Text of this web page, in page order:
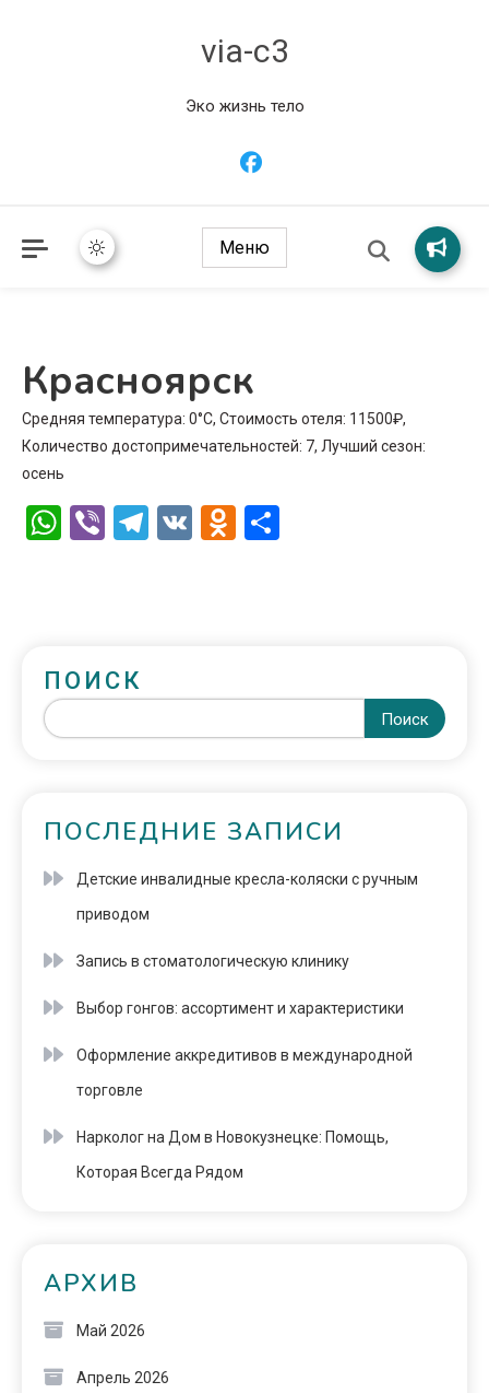
via-c3
Эко жизнь тело
Меню
Красноярск
Средняя температура: 0°C, Стоимость отеля: 11500₽,
Количество достопримечательностей: 7, Лучший сезон:
осень
WhatsApp
ViberTelegram
VK Odnoklassniki
ПОИСК
Поиск
ПОСЛЕДНИЕ ЗАПИСИ
Детские инвалидные кресла-коляски с ручным
приводом
Запись в стоматологическую клинику
Выбор гонгов: ассортимент и характеристики
Оформление аккредитивов в международной
торговле
Нарколог на Дом в Новокузнецке: Помощь,
Которая Всегда Рядом
АРХИВ
Май 2026
Апрель 2026